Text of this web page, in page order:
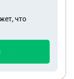
замены
2022 и
от
виде
что